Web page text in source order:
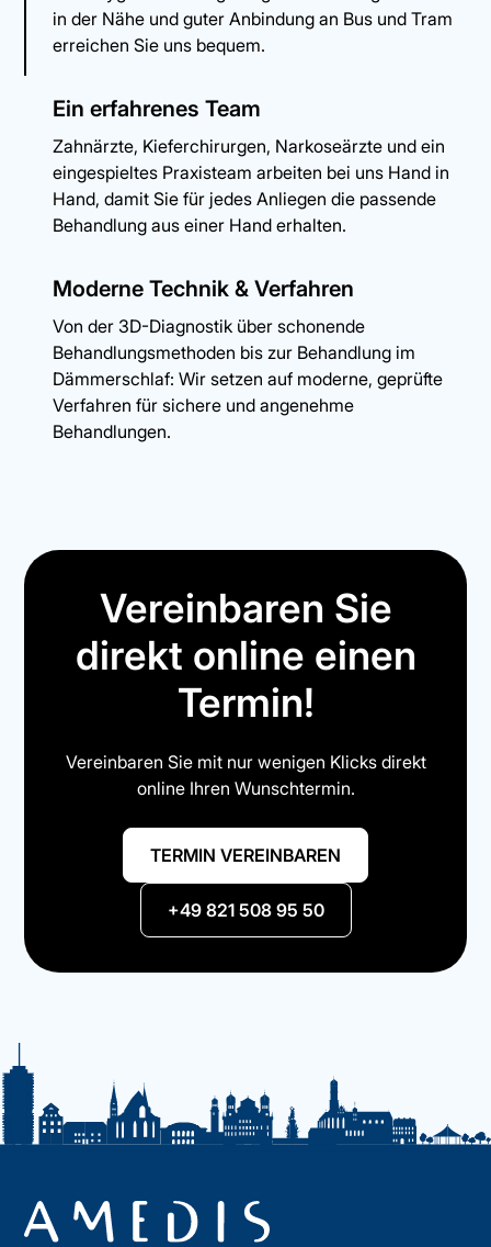
in der Nähe und guter Anbindung an Bus und Tram
erreichen Sie uns bequem.
Ein erfahrenes Team
Zahnärzte, Kieferchirurgen, Narkoseärzte und ein
eingespieltes Praxisteam arbeiten bei uns Hand in
Hand, damit Sie für jedes Anliegen die passende
Behandlung aus einer Hand erhalten.
Moderne Technik & Verfahren
Von der 3D-Diagnostik über schonende
Behandlungsmethoden bis zur Behandlung im
Dämmerschlaf: Wir setzen auf moderne, geprüfte
Verfahren für sichere und angenehme
Behandlungen.
Vereinbaren Sie
direkt online einen
Termin!
Vereinbaren Sie mit nur wenigen Klicks direkt
online Ihren Wunschtermin.
TERMIN VEREINBAREN
+49 821 508 95 50